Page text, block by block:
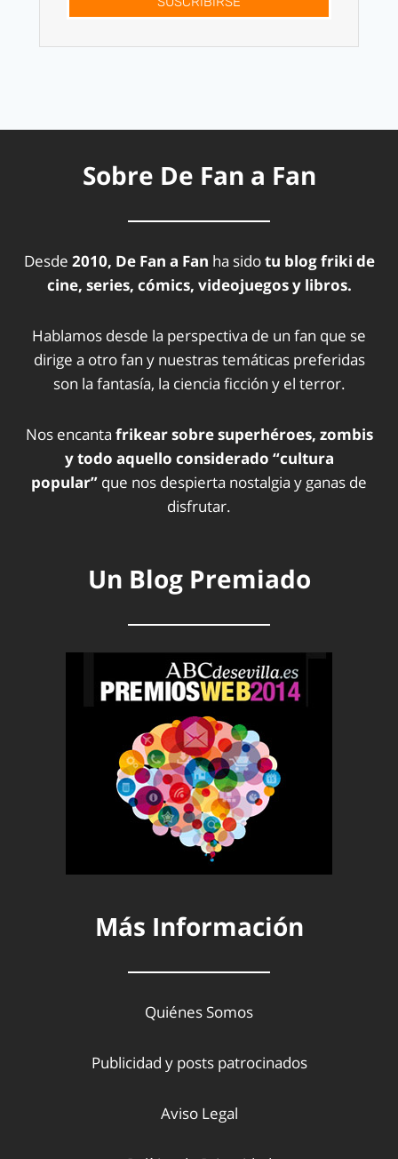
Sobre De Fan a Fan
Desde 2010, De Fan a Fan ha sidotu blog friki de
cine, series, cómics, videojuegos y libros.
Hablamos desde la perspectiva de un fan que se
dirige a otro fan y nuestras temáticas preferidas
son la fantasía, la ciencia ficción y el terror.
Nos encanta frikear sobre superhéroes, zombis
y todo aquello considerado “cultura
popular” que nos despierta nostalgia y ganas de
disfrutar.
Un Blog Premiado
Más Información
Quiénes Somos
Publicidad y posts patrocinados
Aviso Legal